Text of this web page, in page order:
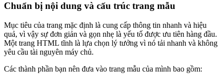
Chuẩn bị nội dung và cấu trúc trang mẫu
Mục tiêu của trang mặc định là cung cấp thông tin nhanh và hiệu
quả, vì vậy sự đơn giản và gọn nhẹ là yếu tố được ưu tiên hàng đầu.
Một trang HTML tĩnh là lựa chọn lý tưởng vì nó tải nhanh và không
yêu cầu tài nguyên máy chủ.
Các thành phần bạn nên đưa vào trang mẫu của mình bao gồm: